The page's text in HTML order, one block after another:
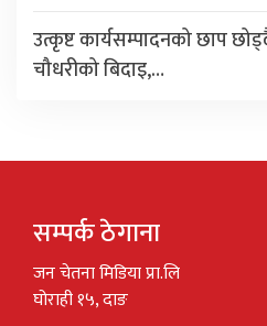
उत्कृष्ट कार्यसम्पादनको छाप
चौधरीको बिदाइ,…
सम्पर्क ठेगाना
जन चेतना मिडिया प्रा.लि
घोराही १५, दाङ